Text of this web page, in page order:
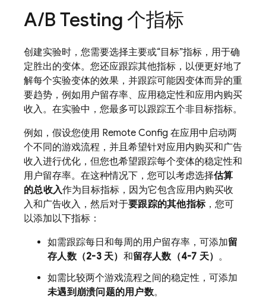
A/B Testing 个指标
创建实验时，您需要选择主要或“目标”指标，用于确
定胜出的变体。 您还应跟踪其他指标，以便更好地了
解每个实验变体的效果，并跟踪可能因变体而异的重
要趋势，例如用户留存率、应用稳定性和应用内购买
收入。在实验中，您最多可以跟踪五个非目标指标。
例如，假设您使用 Remote Config 在应用中启动两
个不同的游戏流程，并且希望针对应用内购买和广告
收入进行优化，但您也希望跟踪每个变体的稳定性和
用户留存率。在这种情况下，您可以考虑选择估算
的总收入作为目标指标，因为它包含应用内购买收
入和广告收入，然后对于要跟踪的其他指标，您可
以添加以下指标：
如需跟踪每日和每周的用户留存率，可添加留
存人数（2-3 天） 和留存人数（4-7 天） 。
如需比较两个游戏流程之间的稳定性，可添加
未遇到崩溃问题的用户数。